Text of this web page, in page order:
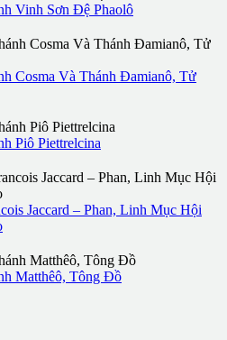
Vinh Sơn Đệ Phaolô
Cosma Và Thánh Đamianô, Tử
Piô Piettrelcina
Jaccard – Phan, Linh Mục Hội
Matthêô, Tông Đồ